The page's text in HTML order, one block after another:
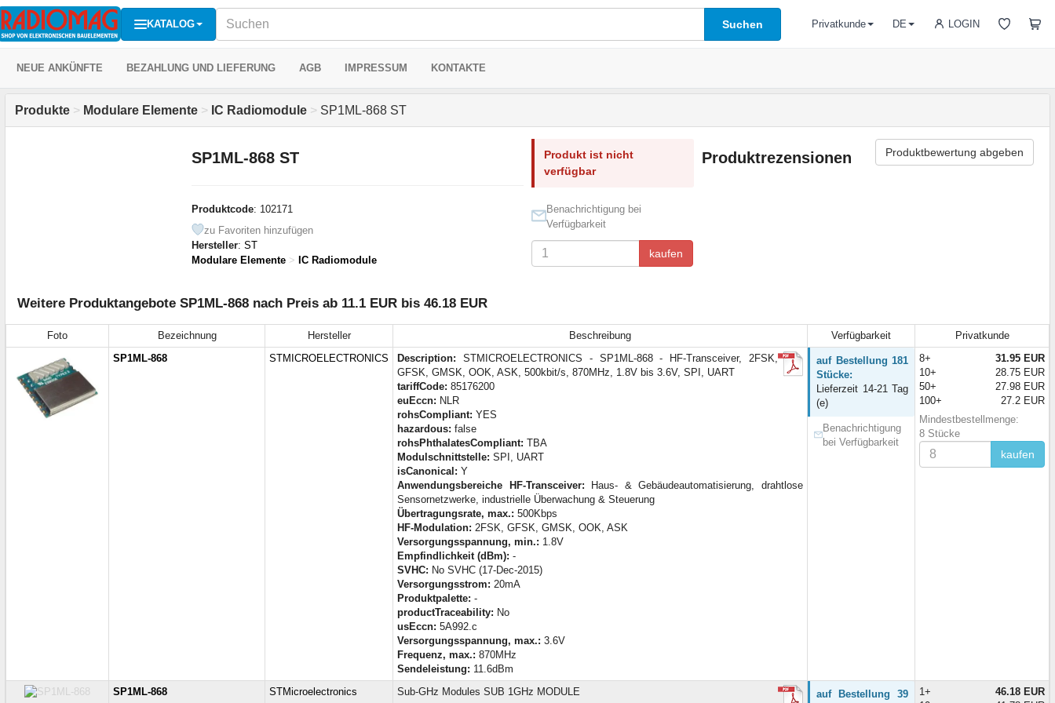
KATALOG Suchen LOGIN
Privatkunde DE
NEUE ANKÜNFTE BEZAHLUNG UND LIEFERUNG AGB IMPRESSUM KONTAKTE
Produkte > Modulare Elemente > IC Radiomodule > SP1ML-868 ST
SP1ML-868 ST
Produktcode: 102171
zu Favoriten hinzufügen
Hersteller: ST
Modulare Elemente > IC Radiomodule
Produkt ist nicht
verfügbar
Benachrichtigung bei
Verfügbarkeit
kaufen
Produktrezensionen Produktbewertung abgeben
Weitere Produktangebote SP1ML-868 nach Preis ab 11.1 EUR bis 46.18 EUR
Foto Bezeichnung Hersteller Beschreibung Verfügbarkeit
Privatkunde
SP1ML-868
STMICROELECTRONICS Description: STMICROELECTRONICS - SP1ML-868 - HF-Transceiver, 2FSK,
GFSK, GMSK, OOK, ASK, 500kbit/s, 870MHz, 1.8V bis 3.6V, SPI, UART
tariffCode: 85176200
euEccn: NLR
rohsCompliant: YES
hazardous: false
rohsPhthalatesCompliant: TBA
Modulschnittstelle: SPI, UART
isCanonical: Y
Anwendungsbereiche HF-Transceiver: Haus- & Gebäudeautomatisierung, drahtlose
Sensornetzwerke, industrielle Überwachung & Steuerung
Übertragungsrate, max.: 500Kbps
HF-Modulation: 2FSK, GFSK, GMSK, OOK, ASK
Versorgungsspannung, min.: 1.8V
Empfindlichkeit (dBm): -
SVHC: No SVHC (17-Dec-2015)
Versorgungsstrom: 20mA
Produktpalette: -
productTraceability: No
usEccn: 5A992.c
Versorgungsspannung, max.: 3.6V
Frequenz, max.: 870MHz
Sendeleistung: 11.6dBm
auf Bestellung 181
Stücke:
Lieferzeit 14-21 Tag
(e)
Benachrichtigung
bei Verfügbarkeit
8+
31.95 EUR
10+
28.75 EUR
50+
27.98 EUR
100+
27.2 EUR
Mindestbestellmenge:
8 Stücke
kaufen
SP1ML-868 STMicroelectronics Sub-GHz Modules SUB 1GHz MODULE
auf Bestellung 39
1+
46.18 EUR